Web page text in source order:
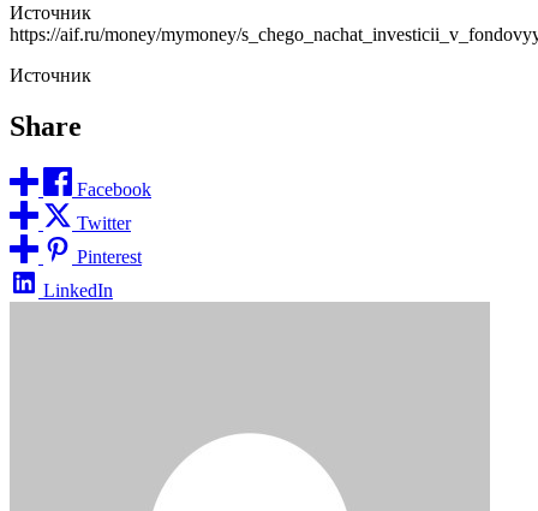
Источник
https://aif.ru/money/mymoney/
Источник
Share
Facebook
Twitter
Pinterest
LinkedIn